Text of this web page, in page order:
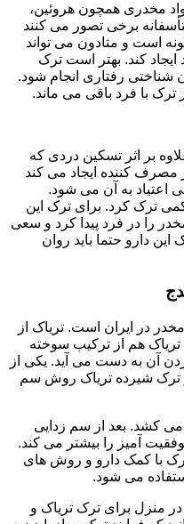
مخدری همچون هروئین،
برخی تصور می کنند
است و متادون می تواند
ایجاد کند. بهتر است ترک
شناختی رفتاری انجام شود.
ترک با فرد باقی می ماند.
بر اثر تسکین دردی که
کننده ایجاد می کند
اعتیاد به آن می شود.
ترک کرد. برای ترک این
را در فرد پیدا کرد و سعی
دارو حتما باید روان
در ایران است. تریاک از
هم از ترکیب سوخته
آن به دست می آید. یکی از
ترک شیرده تریاک روش سم
۱۴ روز طول می کشد. بعد از سم زدایی
آمیز را بیشتر می کند.
با کمک دارو و روش های
می شود.
منزل برای ترک تریاک و